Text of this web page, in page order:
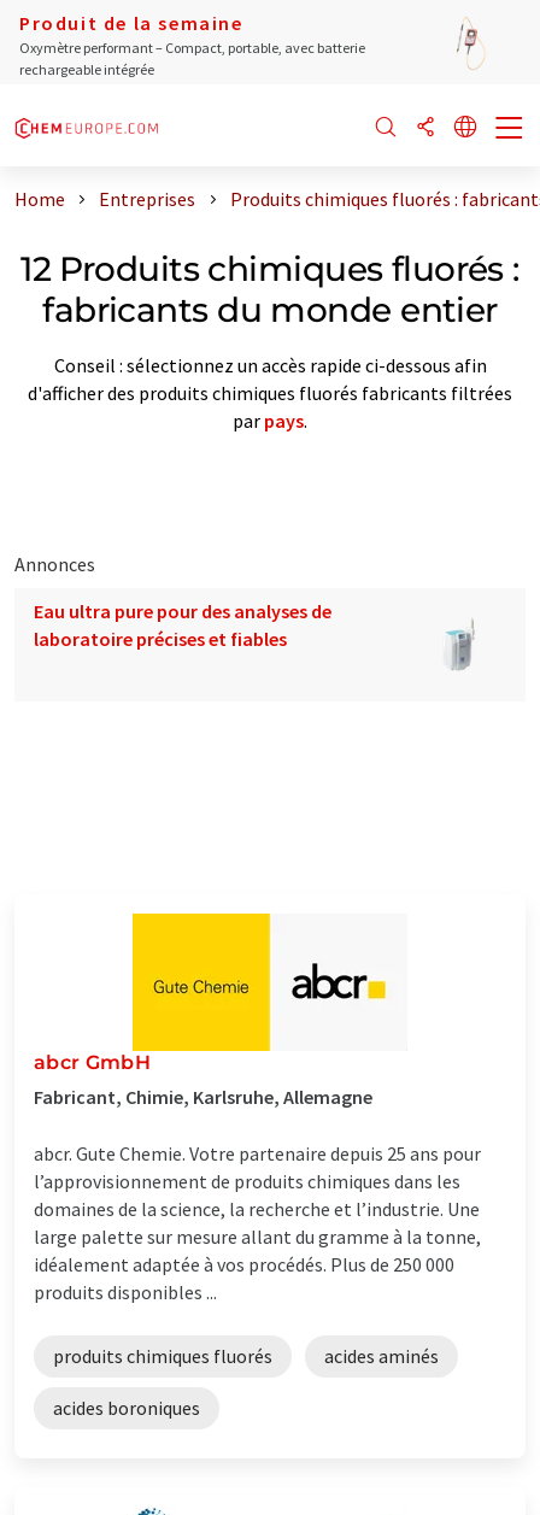
Produit de la semaine
Oxymètre performant – Compact, portable, avec batterie
rechargeable intégrée
Home Entreprises Produits chimiques fluorés :
12 Produits chimiques fluorés :
fabricants du monde entier
Conseil : sélectionnez un accès rapide ci-dessous afin
d'afficher des produits chimiques fluorés fabricants filtrées
par pays.
Annonces
Eau ultra pure pour des analyses de
laboratoire précises et fiables
abcr GmbH
Fabricant, Chimie, Karlsruhe, Allemagne
abcr. Gute Chemie. Votre partenaire depuis 25 ans pour
l’approvisionnement de produits chimiques dans les
domaines de la science, la recherche et l’industrie. Une
large palette sur mesure allant du gramme à la tonne,
idéalement adaptée à vos procédés. Plus de 250 000
produits disponibles ...
produits chimiques fluorés acides aminés
acides boroniques